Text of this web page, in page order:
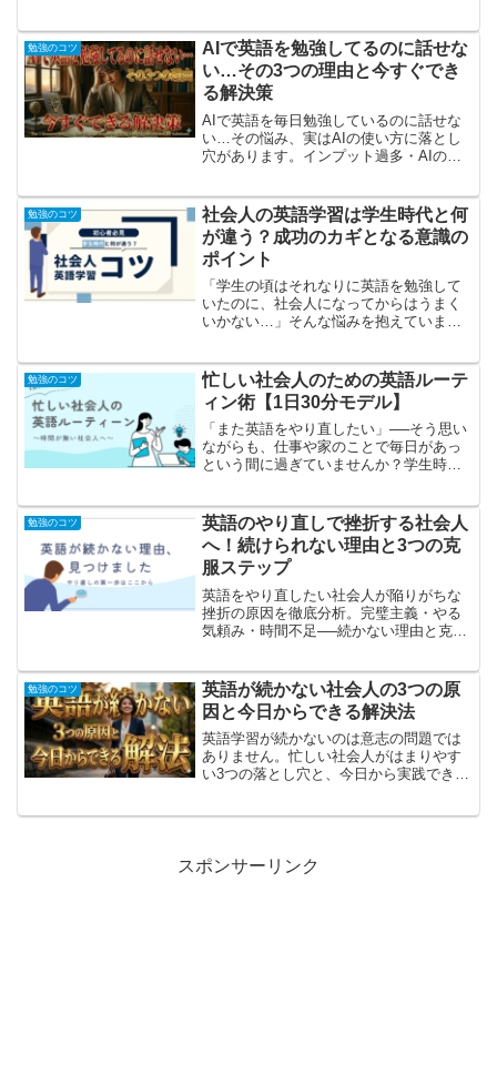
不安になることはありませんか？もしか
すると、そのモヤモヤの原因...
勉強のコツ
AIで英語を勉強してるのに話せな
い…その3つの理由と今すぐでき
る解決策
AIで英語を毎日勉強しているのに話せな
い…その悩み、実はAIの使い方に落とし
穴があります。インプット過多・AIのや
します。
勉強のコツ
社会人の英語学習は学生時代と何
が違う？成功のカギとなる意識の
ポイント
「学生の頃はそれなりに英語を勉強して
いたのに、社会人になってからはうまく
いかない…」そんな悩みを抱えていませ
す。そのため、同じような勉強法では思
うように成果が出ないこと...
勉強のコツ
忙しい社会人のための英語ルーテ
ィン術【1日30分モデル】
「また英語をやり直したい」──そう思い
ながらも、仕事や家のことで毎日があっ
という間に過ぎていませんか？学生時代
る…。そんな社会人は決してあなただけ
ではありません。実は、英語...
勉強のコツ
英語のやり直しで挫折する社会人
へ！続けられない理由と3つの克
服ステップ
英語をやり直したい社会人が陥りがちな
挫折の原因を徹底分析。完璧主義・やる
気頼み・時間不足──続かない理由と克服
勉強のコツ
英語が続かない社会人の3つの原
因と今日からできる解決法
英語学習が続かないのは意志の問題では
ありません。忙しい社会人がはまりやす
い3つの落とし穴と、今日から実践できる
スポンサーリンク